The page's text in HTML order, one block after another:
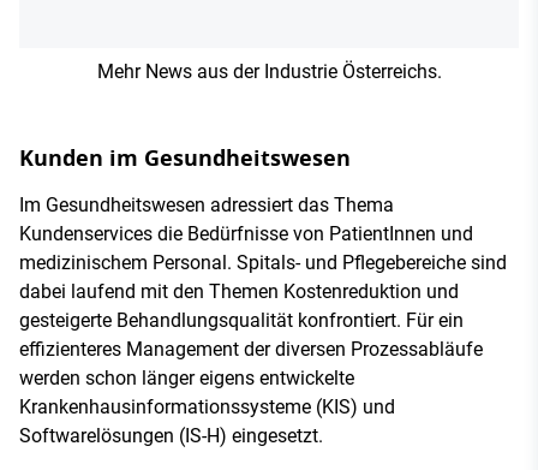
Mehr News aus der Industrie Österreichs.
Kunden im Gesundheitswesen
Im Gesundheitswesen adressiert das Thema
Kundenservices die Bedürfnisse von PatientInnen und
medizinischem Personal. Spitals- und Pflegebereiche sind
dabei laufend mit den Themen Kostenreduktion und
gesteigerte Behandlungsqualität konfrontiert. Für ein
effizienteres Management der diversen Prozessabläufe
werden schon länger eigens entwickelte
Krankenhausinformationssysteme (KIS) und
Softwarelösungen (IS-H) eingesetzt.